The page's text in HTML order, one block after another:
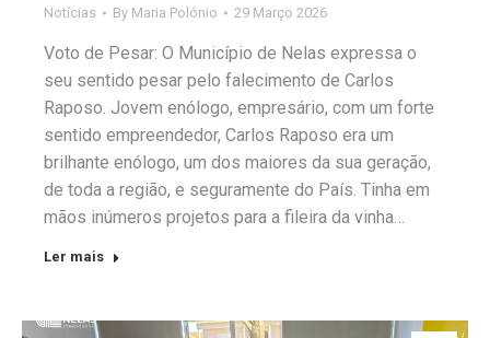
Notícias By Maria Polónio 29 Março 2026
Voto de Pesar: O Município de Nelas expressa o
seu sentido pesar pelo falecimento de Carlos
Raposo. Jovem enólogo, empresário, com um forte
sentido empreendedor, Carlos Raposo era um
brilhante enólogo, um dos maiores da sua geração,
de toda a região, e seguramente do País. Tinha em
mãos inúmeros projetos para a fileira da vinha…
Ler mais